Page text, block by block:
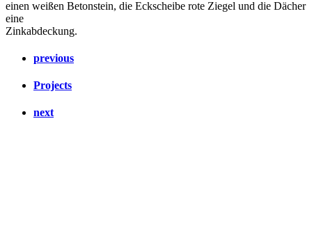
einen weißen Betonstein, die Eckscheibe rote Ziegel und die Dächer
eine
Zinkabdeckung.
previous
Projects
next